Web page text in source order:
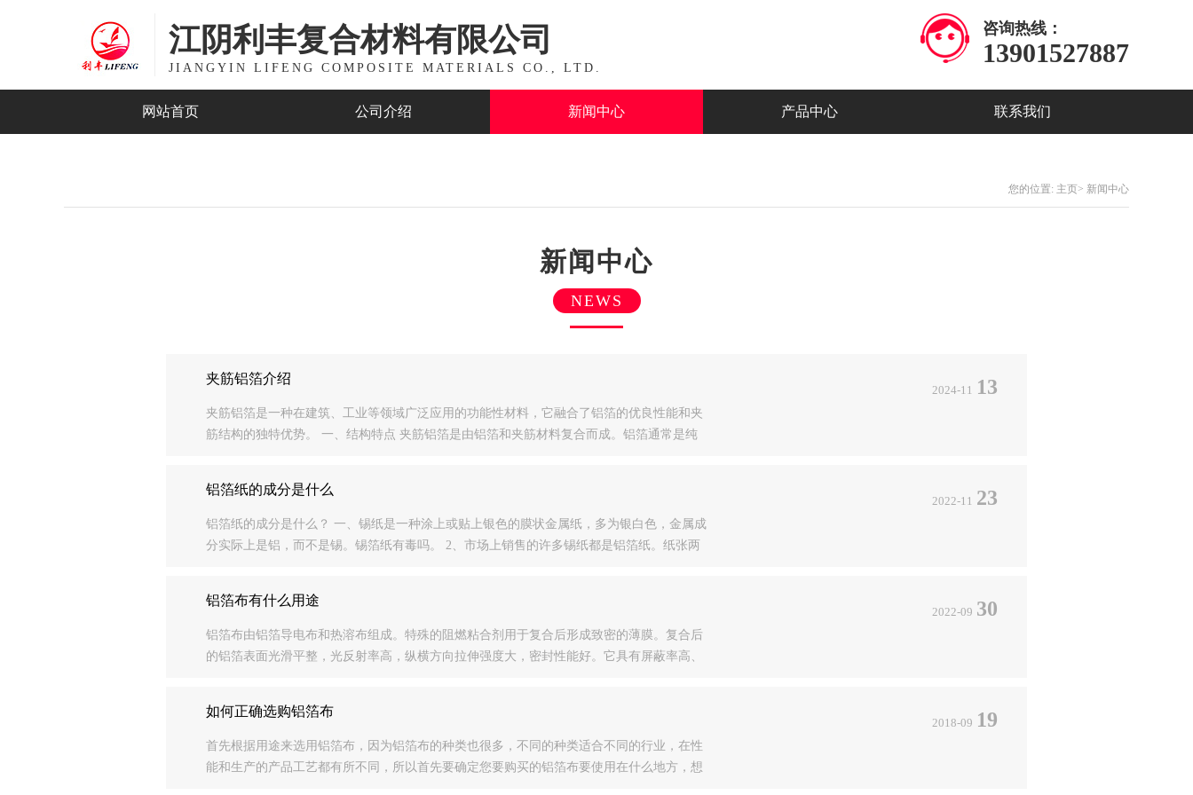
江阴利丰复合材料有限公司
JIANGYIN LIFENG COMPOSITE MATERIALS CO., LTD.
咨询热线：
13901527887
网站首页 公司介绍 新闻中心 产品中心 联系我们
您的位置: 主页> 新闻中心
新闻中心
NEWS
夹筋铝箔介绍
夹筋铝箔是一种在建筑、工业等领域广泛应用的功能性材料，它融合了铝箔的优良性能和夹
筋结构的独特优势。 一、结构特点 夹筋铝箔是由铝箔和夹筋材料复合而成。铝箔通常是纯
2024-11 13
铝箔纸的成分是什么
铝箔纸的成分是什么？ 一、锡纸是一种涂上或贴上银色的膜状金属纸，多为银白色，金属成
分实际上是铝，而不是锡。锡箔纸有毒吗 。 2、市场上销售的许多锡纸都是铝箔纸。纸张两
2022-11 23
铝箔布有什么用途
铝箔布由铝箔导电布和热溶布组成。特殊的阻燃粘合剂用于复合后形成致密的薄膜。复合后
的铝箔表面光滑平整，光反射率高，纵横方向拉伸强度大，密封性能好。它具有屏蔽率高、
2022-09 30
如何正确选购铝箔布
首先根据用途来选用铝箔布，因为铝箔布的种类也很多，不同的种类适合不同的行业，在性
能和生产的产品工艺都有所不同，所以首先要确定您要购买的铝箔布要使用在什么地方，想
2018-09 19